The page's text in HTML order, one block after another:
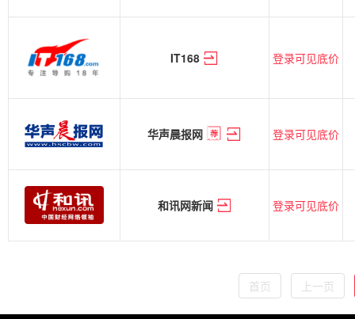
IT168 登录可见底价
华声晨报网 登录可见底价
和讯网新闻 登录可见底价
首页 上一页